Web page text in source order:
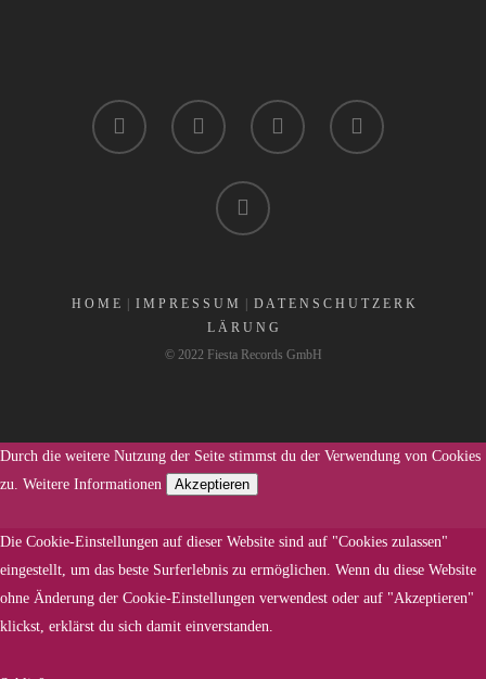
H O M E| I M P R E S S U M
D A T E N S C H U T Z E R K
L Ä R U N G
© 2022 Fiesta Records GmbH
Durch die weitere Nutzung der Seite stimmst du der Verwendung von Cookies
zu. Weitere Informationen Akzeptieren
Die Cookie-Einstellungen auf dieser Website sind auf "Cookies zulassen"
eingestellt, um das beste Surferlebnis zu ermöglichen. Wenn du diese Website
ohne Änderung der Cookie-Einstellungen verwendest oder auf "Akzeptieren"
klickst, erklärst du sich damit einverstanden.